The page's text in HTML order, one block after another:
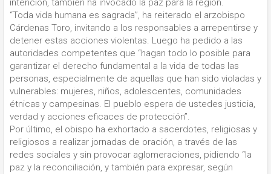
intención, también ha invocado la paz para la región.
“Toda vida humana es sagrada”, ha reiterado el arzobispo
Cárdenas Toro, invitando a los responsables a arrepentirse y
detener estas acciones violentas. Luego ha pedido a las
autoridades competentes que “hagan todo lo posible para
garantizar el derecho fundamental a la vida de todas las
personas, especialmente de aquellas que han sido violadas y
vulnerables: mujeres, niños, adolescentes, comunidades
étnicas y campesinas. El pueblo espera de ustedes justicia,
verdad y acciones eficaces de protección”.
Por último, el obispo ha exhortado a sacerdotes, religiosas y
religiosos a realizar jornadas de oración, a través de las
redes sociales y sin provocar aglomeraciones, pidiendo “la
paz y la reconciliación, y también para expresar, según